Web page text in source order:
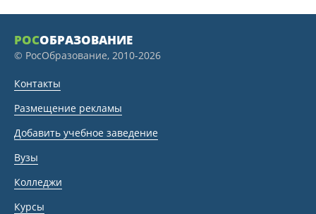
РОСОБРАЗОВАНИЕ
© РосОбразование, 2010-2026
Контакты
Размещение рекламы
Добавить учебное заведение
Вузы
Колледжи
Курсы